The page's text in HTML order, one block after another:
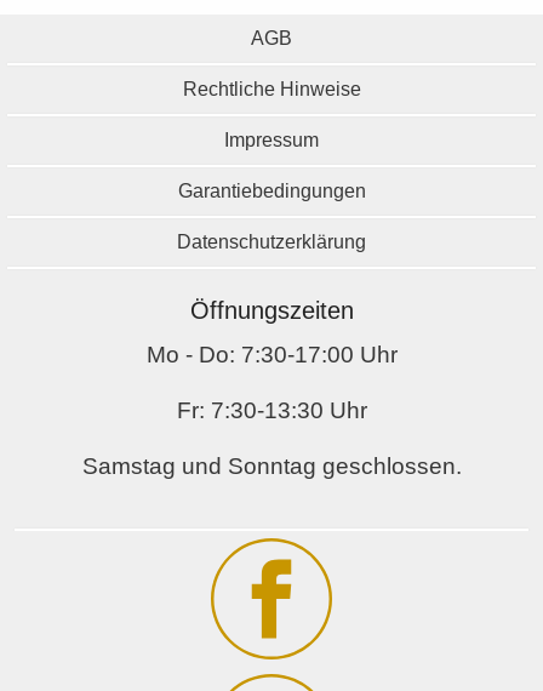
AGB
Rechtliche Hinweise
Impressum
Garantiebedingungen
Datenschutzerklärung
Öffnungszeiten
Mo - Do: 7:30-17:00 Uhr
Fr: 7:30-13:30 Uhr
Samstag und Sonntag geschlossen.